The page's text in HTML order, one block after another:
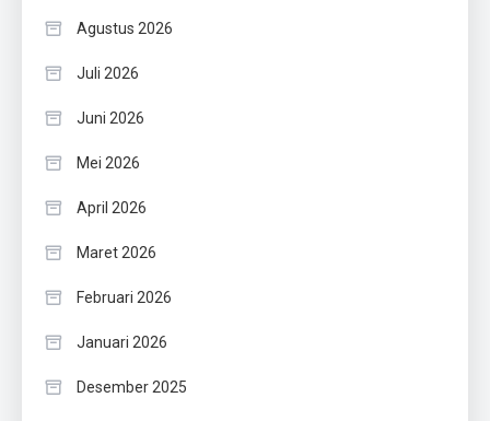
Agustus 2026
Juli 2026
Juni 2026
Mei 2026
April 2026
Maret 2026
Februari 2026
Januari 2026
Desember 2025